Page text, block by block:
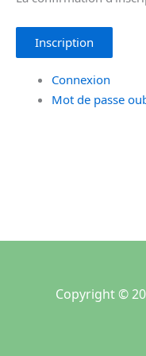
Inscription
Connexion
Mot de passe
Copyright ©